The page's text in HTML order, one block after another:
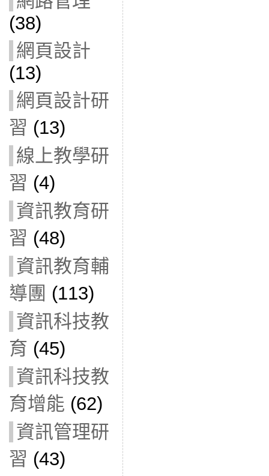
(38)
網頁設計
(13)
網頁設計研
習 (13)
線上教學研
習 (4)
資訊教育研
習 (48)
資訊教育輔
導團 (113)
資訊科技教
育 (45)
資訊科技教
育增能 (62)
資訊管理研
習 (43)